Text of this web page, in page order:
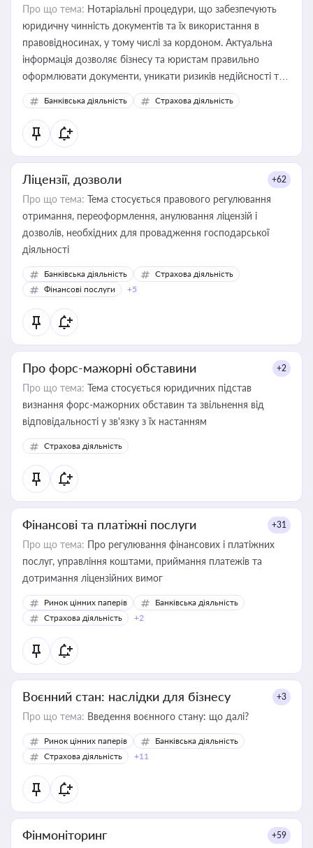
Про що тема: Нотаріальні процедури, що забезпечують
юридичну чинність документів та їх використання в
правовідносинах, у тому числі за кордоном. Актуальна
інформація дозволяє бізнесу та юристам правильно
оформлювати документи, уникати ризиків недійсності та
забезпечувати їх належне прийняття органами влади та
контрагентами
Банківська діяльність Страхова діяльність
Ліцензії, дозволи +62
Про що тема: Тема стосується правового регулювання
отримання, переоформлення, анулювання ліцензій і
дозволів, необхідних для провадження господарської
діяльності
Банківська діяльність
Страхова діяльність
Фінансові послуги
+5
Про форс-мажорні обставини +2
Про що тема: Тема стосується юридичних підстав
визнання форс-мажорних обставин та звільнення від
відповідальності у зв'язку з їх настанням
Страхова діяльність
Фінансові та платіжні послуги +31
Про що тема: Про регулювання фінансових і платіжних
послуг, управління коштами, приймання платежів та
дотримання ліцензійних вимог
Ринок цінних паперів
Банківська діяльність
Страхова діяльність
+2
Воєнний стан: наслідки для бізнесу +3
Про що тема: Введення воєнного стану: що далі?
Ринок цінних паперів
Банківська діяльність
Страхова діяльність
+11
Фінмоніторинг +59